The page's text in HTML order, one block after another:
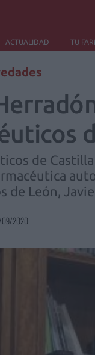
ACTUALIDAD TU
de
de León,
2020